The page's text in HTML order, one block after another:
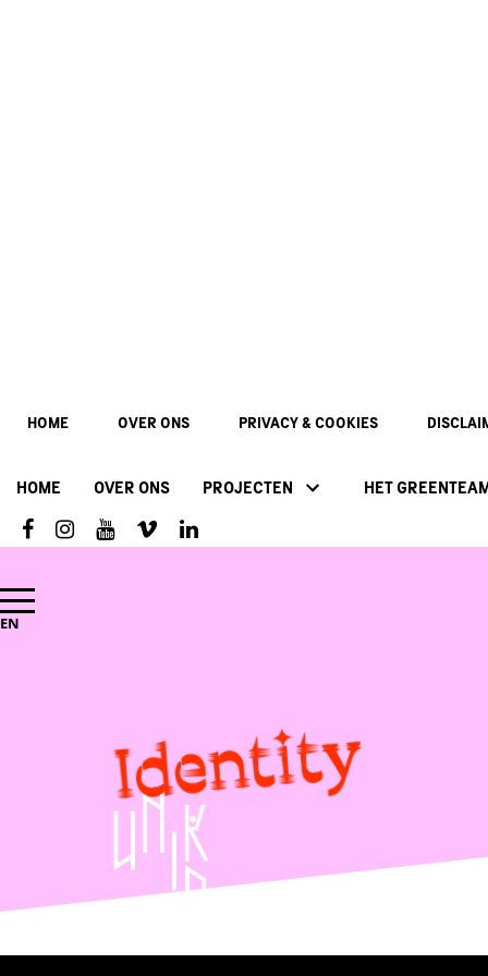
HOME OVER ONS PRIVACY & COOKIES
HOME OVER ONS PROJECTEN HET
EN
Identity